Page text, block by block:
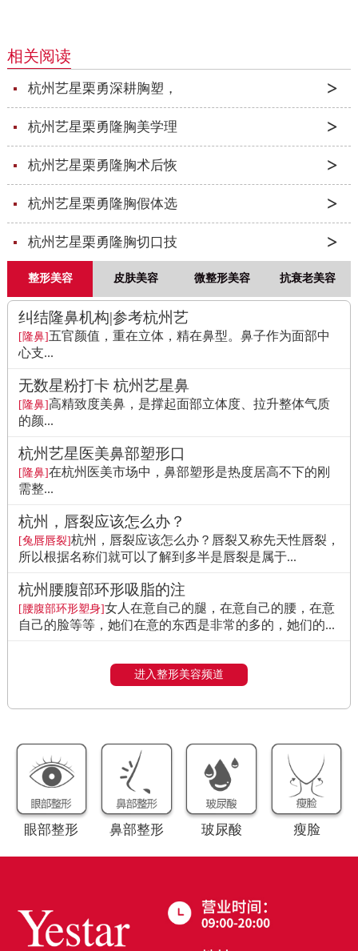
相关阅读
杭州艺星栗勇深耕胸塑，
杭州艺星栗勇隆胸美学理
杭州艺星栗勇隆胸术后恢
杭州艺星栗勇隆胸假体选
杭州艺星栗勇隆胸切口技
整形美容 皮肤美容 微整形美容 抗衰老美容
纠结隆鼻机构|参考杭州艺
[隆鼻]五官颜值，重在立体，精在鼻型。鼻子作为面部中
心支...
无数星粉打卡 杭州艺星鼻
[隆鼻]高精致度美鼻，是撑起面部立体度、拉升整体气质
的颜...
杭州艺星医美鼻部塑形口
[隆鼻]在杭州医美市场中，鼻部塑形是热度居高不下的刚
需整...
杭州，唇裂应该怎么办？
[兔唇唇裂]杭州，唇裂应该怎么办？唇裂又称先天性唇裂，
所以根据名称们就可以了解到多半是唇裂是属于...
杭州腰腹部环形吸脂的注
[腰腹部环形塑身]女人在意自己的腿，在意自己的腰，在意
自己的脸等等，她们在意的东西是非常的多的，她们的...
进入整形美容频道
眼部整形 鼻部整形 玻尿酸 瘦脸